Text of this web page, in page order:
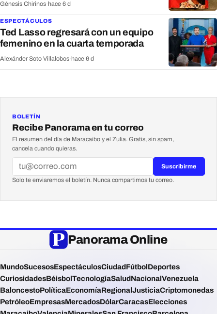
Génesis Chirinos hace 6 d
ESPECTÁCULOS
Ted Lasso regresará con un equipo
femenino en la cuarta temporada
Alexánder Soto Villalobos hace 6 d
BOLETÍN
Recibe Panorama en tu correo
El resumen del día de Maracaibo y el Zulia. Gratis, sin spam,
cancela cuando quieras.
Suscribirme
Solo te enviaremos el boletín. Nunca compartimos tu correo.
Panorama Online
MundoSucesosEspectáculosCiudadFútbol Deportes
CuriosidadesBéisbol TecnologíaSaludNacional Venezuela
BaloncestoPolíticaEconomíaRegional JusticiaCriptomonedas
PetróleoEmpresasMercadosDólarCaracasElecciones